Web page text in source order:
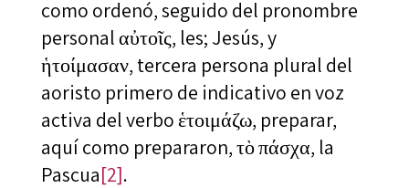
como ordenó, seguido del pronombre
personal αὐτοῖς, les; Jesús, y
ἡτοίμασαν, tercera persona plural del
aoristo primero de indicativo en voz
activa del verbo ἑτοιμάζω, preparar,
aquí como prepararon, τὸ πάσχα, la
Pascua[2].